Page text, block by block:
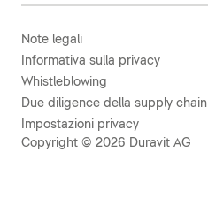
Note legali
Informativa sulla privacy
Whistleblowing
Due diligence della supply chain
Impostazioni privacy
Copyright © 2026 Duravit AG